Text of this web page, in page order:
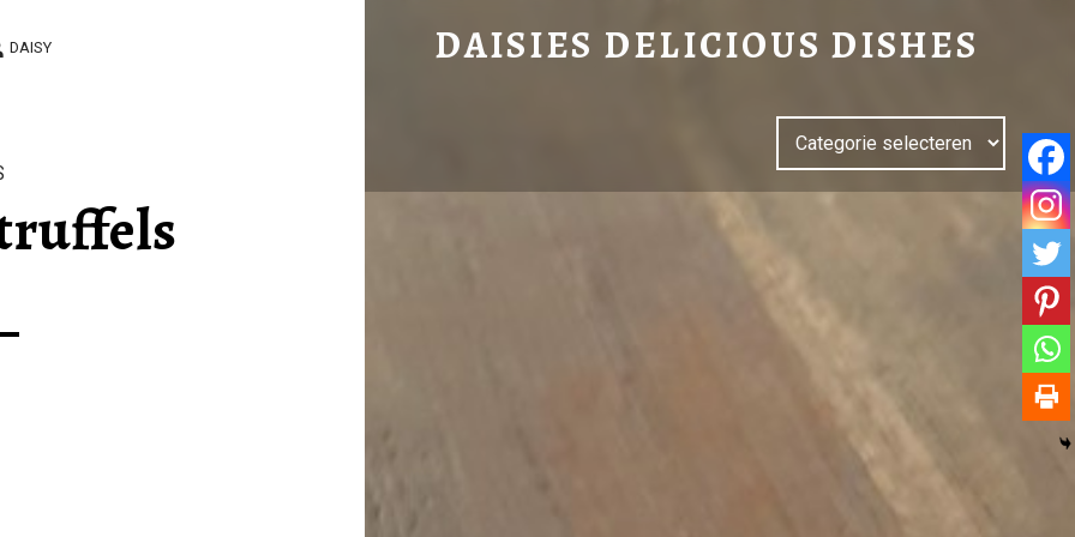
DAISIES DELICIOUS DISHES
DAISY